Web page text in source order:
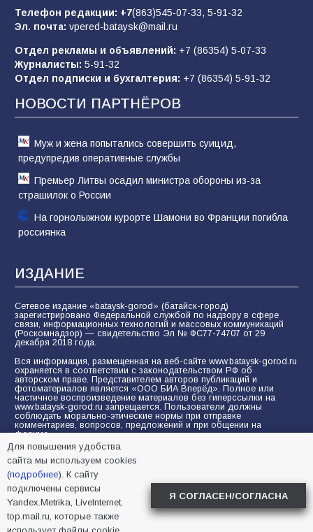
85 01.08.2026
«Слухами Москву не возьмёшь»: почему
заявления Киева о мобилизации — это
отчаяние, а не разведка
81 02.08.2026
Телефон редакции: +7(863)545-07-33, 5-91-32
Эл. почта: vpered-bataysk@mail.ru
Отдел рекламы и объявлений: +7 (86354) 5-07-33
Журналисты: 5-91-32
Отдел подписки и бухгалтерия: +7 (86354) 5-91-32
НОВОСТИ ПАРТНЁРОВ
Муж и жена попытались совершить суицид,
предупредив оперативные службы
Премьер Литвы осадил министра обороны из-за
страшилок о России
На горнолыжном курорте Шамони во Франции погибла
россиянка
ИЗДАНИЕ
Сетевое издание «bataysk-gorod» (батайск-город)
зарегистрировано Федеральной службой по надзору в сфере
связи, информационных технологий и массовых коммуникаций
(Роскомнадзор) — свидетельство Эл № ФС77-74707 от 29
декабря 2018 года.
Вся информация, размещенная на веб-сайте www.bataysk-gorod.ru
охраняется в соответствии с законодательством РФ об
авторском праве. Представителем авторов публикаций и
фотоматериалов является «ООО БИА Вперёд». Полное или
частичное воспроизведение материалов без гиперссылки на
www.bataysk-gorod.ru запрещается. Пользователи должны
соблюдать морально-этические нормы при отправке
комментариев, вопросов, предложений и при общении на
форуме.
Политика конфиденциальности и защиты информации
Согласие на обработку персональных данных с помощью
сервисов Yandex.Metrika, LiveInternet, top.mail.ru
© 2005-2026 БИА «ВПЕРЕД»
Для повышения удобства
сайта мы используем cookies
(подробнее). К сайту
подключены сервисы
Yandex.Metrika, LiveInternet,
top.mail.ru, которые также
Я СОГЛАСЕН/СОГЛАСНА